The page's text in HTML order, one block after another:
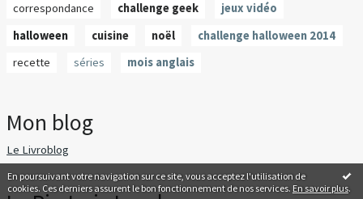
En poursuivant votre navigation sur ce site, vous acceptez l'utilisation de
cookies. Ces derniers assurent le bon fonctionnement de nos services. En savoir plus.
correspondance challenge geek
jeux vidéo
halloween
cuisine noël
challenge halloween 2014
recette
séries mois anglais
Mon blog
Le Livroblog